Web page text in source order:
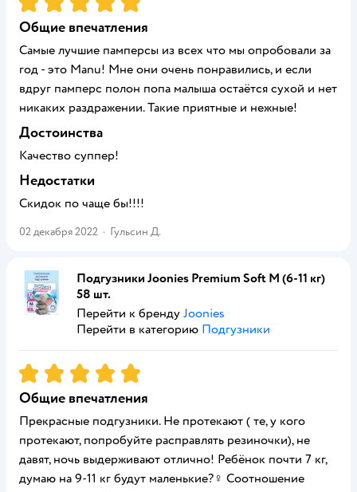
Общие впечатления
Самые лучшие памперсы из всех что мы опробовали за
год - это Manu! Мне они очень понравились, и если
вдруг памперс полон попа малыша остаётся сухой и нет
никаких раздражении. Такие приятные и нежные!
Достоинства
Качество суппер!
Недостатки
Скидок по чаще бы!!!!
02 декабря 2022 · Гульсин Д.
Подгузники Joonies Premium Soft M (6-11 кг)
58 шт.
Перейти к бренду Joonies
Перейти в категорию Подгузники
Рейтинг:5
Общие впечатления
Прекрасные подгузники. Не протекают ( те, у кого
протекают, попробуйте расправлять резиночки), не
давят, ночь выдерживают отлично! Ребёнок почти 7 кг,
думаю на 9-11 кг будут маленькие?‍♀️ Соотношение